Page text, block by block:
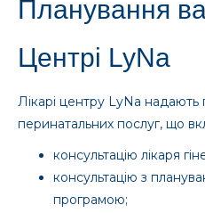
Планування
Центрі LyNa
Лікарі центру LyNa
перинатальних послуг, що
консультацію лікаря
консультацію з
програмою;